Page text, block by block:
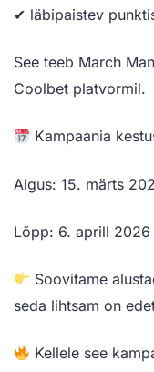
✔ läbipaistev
See teeb March
Coolbet platvormil.
Kampaania
Algus: 15. märts
Lõpp: 6. aprill 2026
Soovitame
seda lihtsam on
Kellele see